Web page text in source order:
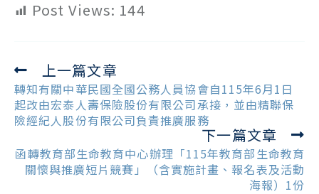
Post Views: 144
Read
more
articles
上一篇文章
轉知有關中華民國全國公務人員協會自115年6月1日
起改由宏泰人壽保險股份有限公司承接，並由精聯保
險經紀人股份有限公司負責推廣服務
下一篇文章
函轉教育部生命教育中心辦理「115年教育部生命教育
關懷與推廣短片競賽」（含實施計畫、報名表及活動
海報）1份